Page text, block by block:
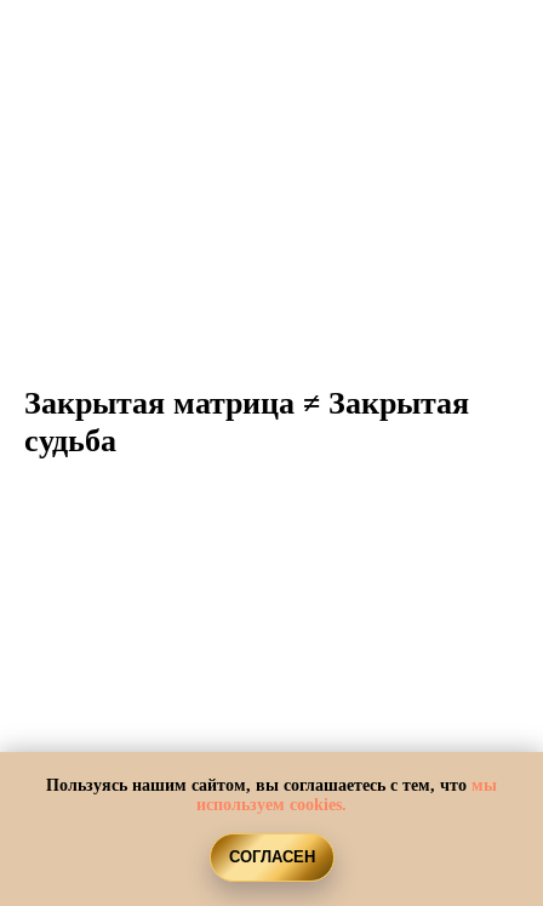
Закрытая матрица ≠ Закрытая
судьба
Пользуясь нашим сайтом, вы соглашаетесь с тем, что мы
используем cookies.
СОГЛАСЕН